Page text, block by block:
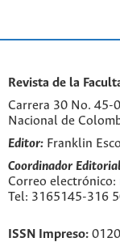
Revista de la
Carrera 30 No. 45-
Nacional de
Editor: Franklin
Coordinador
Correo electrónico:
Tel: 3165145-316
ISSN Impreso: